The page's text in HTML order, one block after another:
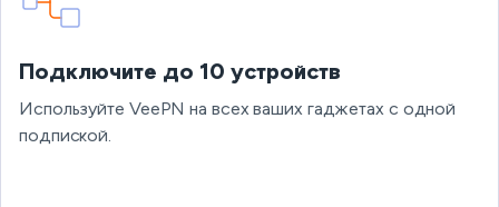
Подключите до 10 устройств
Используйте VeePN на всех ваших гаджетах с одной
подпиской.